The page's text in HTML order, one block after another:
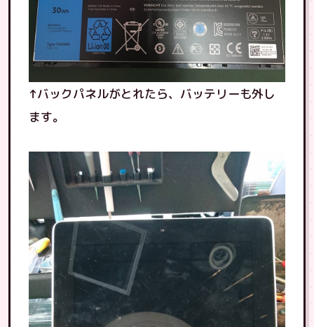
↑バックパネルがとれたら、バッテリーも外し
ます。